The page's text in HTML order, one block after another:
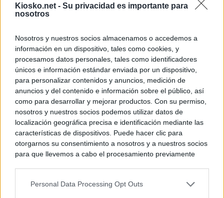
Kiosko.net - Su privacidad es importante para
nosotros
Nosotros y nuestros socios almacenamos o accedemos a
información en un dispositivo, tales como cookies, y
procesamos datos personales, tales como identificadores
únicos e información estándar enviada por un dispositivo,
para personalizar contenidos y anuncios, medición de
anuncios y del contenido e información sobre el público, así
como para desarrollar y mejorar productos. Con su permiso,
nosotros y nuestros socios podemos utilizar datos de
localización geográfica precisa e identificación mediante las
características de dispositivos. Puede hacer clic para
otorgarnos su consentimiento a nosotros y a nuestros socios
para que llevemos a cabo el procesamiento previamente
negar su consentimiento. Tenga en cuenta que algún
Personal Data Processing Opt Outs